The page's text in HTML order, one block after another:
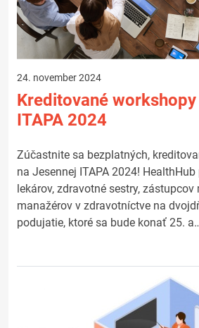
24. november 2024
Kreditované
ITAPA 2024
Zúčastnite sa bezplatných,
na Jesennej ITAPA 2024!
lekárov, zdravotné sestry,
manažérov v zdravotníctve na
podujatie, ktoré sa bude konať 25.